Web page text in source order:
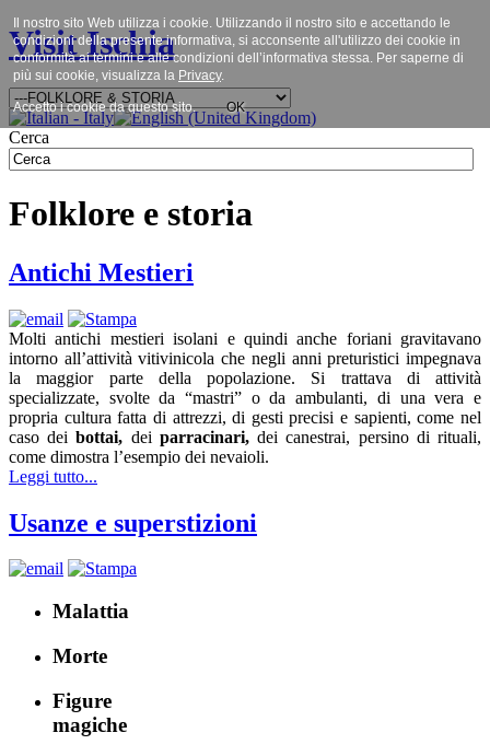
Visit Ischia
Cerca
Folklore e storia
Antichi Mestieri
Molti antichi mestieri isolani e quindi anche foriani gravitavano
intorno all’attività vitivinicola che negli anni preturistici impegnava
la maggior parte della popolazione. Si trattava di attività
specializzate, svolte da “mastri” o da ambulanti, di una vera e
propria cultura fatta di attrezzi, di gesti precisi e sapienti, come nel
caso deibottai, dei parracinari,dei canestrai, persino di rituali,
come dimostra l’esempio dei nevaioli.
Leggi tutto...
Usanze e superstizioni
Malattia
Morte
Figure
magiche
Il nostro sito Web utilizza i cookie. Utilizzando il nostro sito e accettando le
condizioni della presente informativa, si acconsente all'utilizzo dei cookie in
conformità ai termini e alle condizioni dell’informativa stessa. Per saperne di
più sui cookie, visualizza la Privacy.
Accetto i cookie da questo sito. OK